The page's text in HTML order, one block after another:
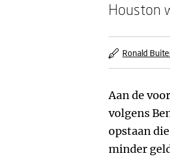
Houston
Ronald
Aan de
volgens
opstaan
minder